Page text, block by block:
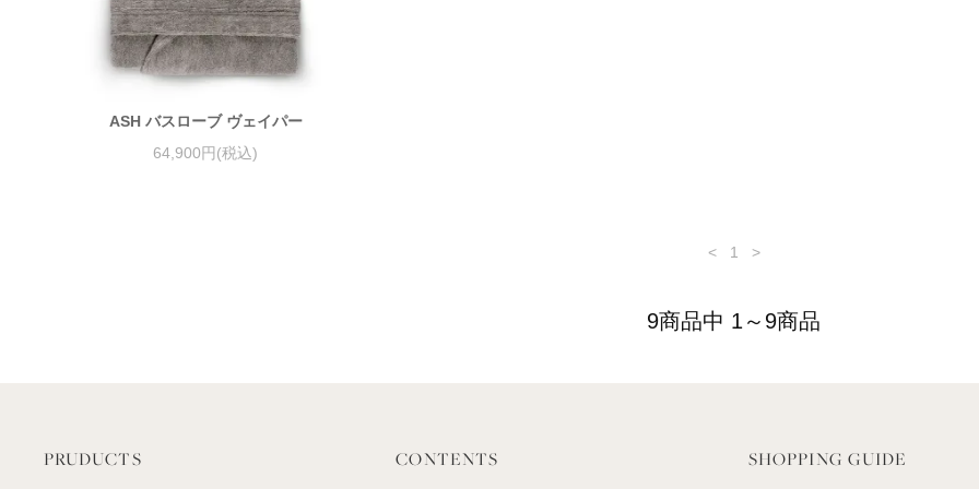
ASH バスローブ ヴェイパー
64,900円(税込)
< 1 >
9商品中 1～9商品
PRUDUCTS CONTENTS SHOPPING GUIDE